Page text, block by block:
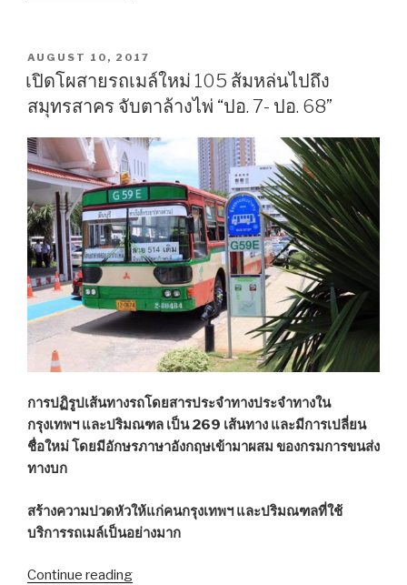
เผลอ!
เปิด
หลัง
“ศูนย์
GPS
สมุทรสาคร”
จับตา
รถ
โดยสาร-
บรรทุก
ชั่วโมง”
POSTED
ON
AUGUST 10, 2017
เปิดโผสายรถเมล์ใหม่ 105 ส้มหล่นไปถึง
สมุทรสาคร จับตาล้างไพ่ “ปอ. 7- ปอ. 68”
การปฏิรูปเส้นทางรถโดยสารประจำทางประจำทางใน
กรุงเทพฯ และปริมณฑล เป็น 269 เส้นทาง และมีการเปลี่ยน
ชื่อใหม่ โดยมีอักษรภาษาอังกฤษเข้ามาผสม ของกรมการขนส่ง
ทางบก
สร้างความปวดหัวให้แก่คนกรุงเทพฯ และปริมณฑลที่ใช้
บริการรถเมล์เป็นอย่างมาก
Continue reading